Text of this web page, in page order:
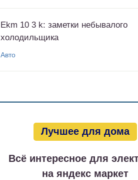
Ekm 10 3 k: заметки небывалого
холодильщика
Авто
Лучшее для дома
Всё интересное для
на яндекс маркет